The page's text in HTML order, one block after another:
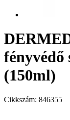
fényvédő
(150ml)
Cikkszám: 846355